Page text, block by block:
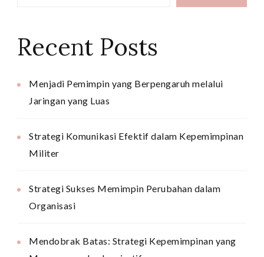
Recent Posts
Menjadi Pemimpin yang Berpengaruh melalui
Jaringan yang Luas
Strategi Komunikasi Efektif dalam Kepemimpinan
Militer
Strategi Sukses Memimpin Perubahan dalam
Organisasi
Mendobrak Batas: Strategi Kepemimpinan yang